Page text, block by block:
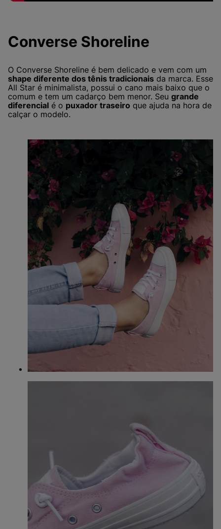
Converse Shoreline
O Converse Shoreline é bem delicado e vem com um
shape diferente dos tênis tradicionais da marca. Esse
All Star é minimalista, possui o cano mais baixo que o
comum e tem um cadarço bem menor. Seu grande
diferencial é o puxador traseiro que ajuda na hora de
calçar o modelo.